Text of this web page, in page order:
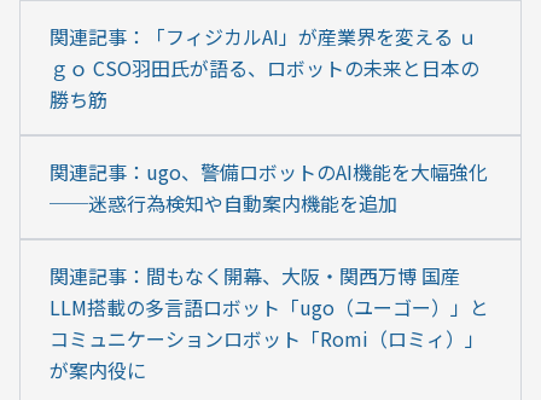
関連記事：「フィジカルAI」が産業界を変える ｕ
ｇｏ CSO羽田氏が語る、ロボットの未来と日本の
勝ち筋
関連記事：ugo、警備ロボットのAI機能を大幅強化
──迷惑行為検知や自動案内機能を追加
関連記事：間もなく開幕、大阪・関西万博 国産
LLM搭載の多言語ロボット「ugo（ユーゴー）」と
コミュニケーションロボット「Romi（ロミィ）」
が案内役に